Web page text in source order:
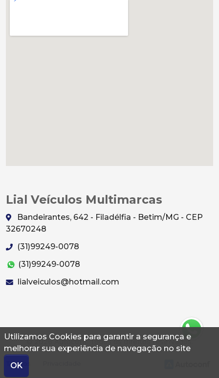
Utilizamos Cookies para garantir a segurança e
melhorar sua experiência de navegação no site
OK
Lial Veículos Multimarcas
Bandeirantes, 642 - Filadélfia - Betim/MG - CEP
32670248
(31)99249-0078
(31)99249-0078
lialveiculos@hotmail.com
© 2026 Autoconf. Todos os direitos reservados.
Termos